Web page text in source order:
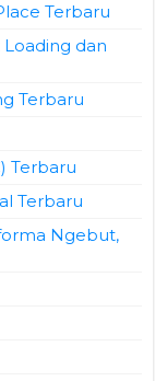
Terbaru
dan
Terbaru
Terbaru
Terbaru
Ngebut,